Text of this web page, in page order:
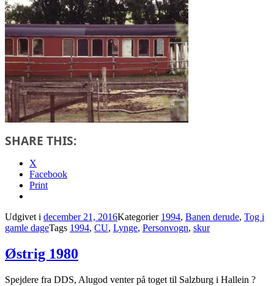
SHARE THIS:
X
Facebook
Print
Udgivet i december 21, 2016Kategorier 1994, Banen derude, Tog i
gamle dageTags 1994, CU, Lynge, Personvogn, skur
Østrig 1980
Spejdere fra DDS, Alugod venter på toget til Salzburg i Hallein ?